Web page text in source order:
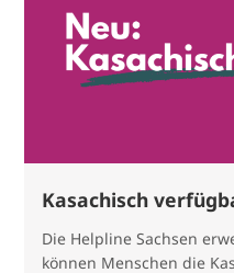
Kasachisch
Die Helpline Sachsen
können Menschen die